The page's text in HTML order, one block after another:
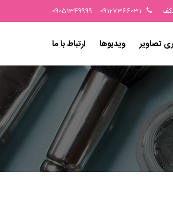
09127366031
–
09051349999
تصاویر ویدیوها ارتباط با ما